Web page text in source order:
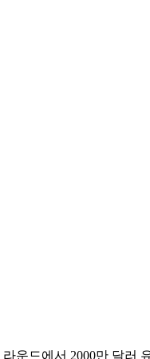
운드에서 2000만 달